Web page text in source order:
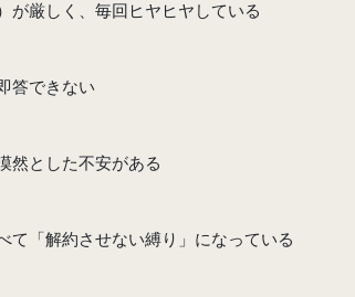
が厳しく、毎回ヒヤヒヤしている
答できない
然とした不安がある
て「解約させない縛り」になっている